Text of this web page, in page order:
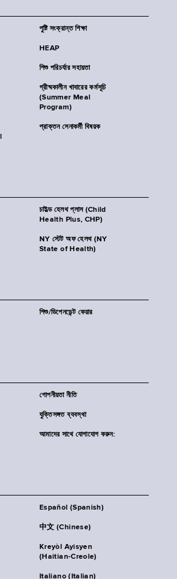
পুষ্টি সংক্রান্ত শিক্ষা
HEAP
শিশু পরিচর্যার সহায়তা
গ্রীষ্মকালীন খাবারের কর্মসূচি
(Summer Meal
Program)
প্রাক্তন সেনাকর্মী বিষয়ক
চাইল্ড হেলথ প্লাস (Child
Health Plus, CHP)
NY স্টেট অফ হেলথ (NY
State of Health)
শিশু/ডিপেনডেন্ট কেয়ার
গোপনীয়তা নীতি
যুক্তিসঙ্গত ব্যবস্থা
আমাদের সাথে যোগাযোগ করুন:
Español (Spanish)
中文 (Chinese)
Kreyòl Ayisyen
(Haitian-Creole)
Italiano (Italian)